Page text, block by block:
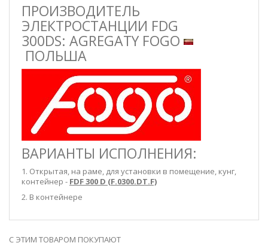
ПРОИЗВОДИТЕЛЬ
ЭЛЕКТРОСТАНЦИИ FDG
300DS: AGREGATY FOGO
ПОЛЬША
ВАРИАНТЫ ИСПОЛНЕНИЯ:
1. Открытая, на раме, для установки в помещение, кунг,
контейнер - FDF 300 D (F.0300.DT.F)
2. В контейнере
С ЭТИМ ТОВАРОМ ПОКУПАЮТ